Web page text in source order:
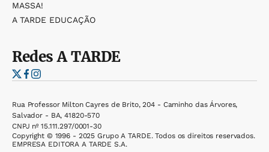
MASSA!
A TARDE EDUCAÇÃO
RedesA TARDE
Rua Professor Milton Cayres de Brito, 204 - Caminho das Árvores,
Salvador - BA, 41820-570
CNPJ nº 15.111.297/0001-30
Copyright © 1996 - 2025 Grupo A TARDE. Todos os direitos reservados.
EMPRESA EDITORA A TARDE S.A.